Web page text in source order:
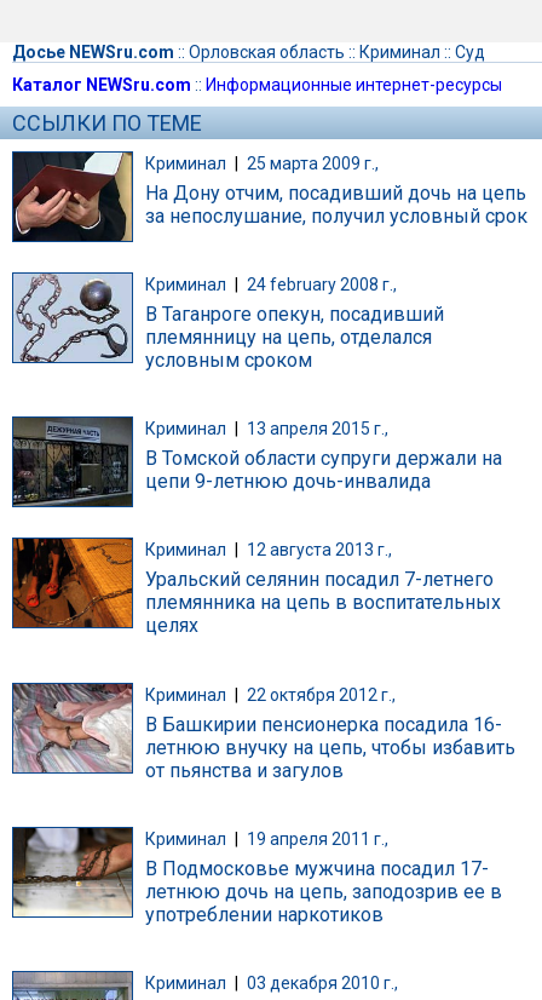
Досье NEWSru.com :: Орловская область :: Криминал :: Суд
Каталог NEWSru.com :: Информационные интернет-ресурсы
ССЫЛКИ ПО ТЕМЕ
Криминал | 25 марта 2009 г.,
На Дону отчим, посадивший дочь на цепь
за непослушание, получил условный срок
Криминал 24 february 2008 г.,
В Таганроге опекун, посадивший
племянницу на цепь, отделался
условным сроком
Криминал 13 апреля 2015 г.,
В Томской области супруги держали на
цепи 9-летнюю дочь-инвалида
Криминал 12 августа 2013 г.,
Уральский селянин посадил 7-летнего
племянника на цепь в воспитательных
целях
Криминал | 22 октября 2012 г.,
В Башкирии пенсионерка посадила 16-
летнюю внучку на цепь, чтобы избавить
от пьянства и загулов
Криминал 19 апреля 2011 г.,
В Подмосковье мужчина посадил 17-
летнюю дочь на цепь, заподозрив ее в
употреблении наркотиков
Криминал 03 декабря 2010 г.,